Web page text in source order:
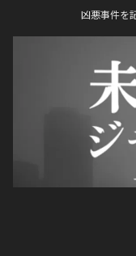
凶悪事件を